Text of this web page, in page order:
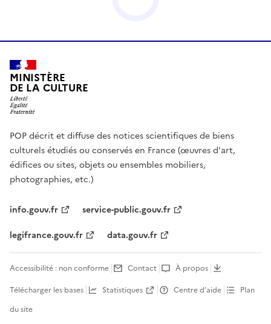
MINISTÈRE
DE LA CULTURE
POP décrit et diffuse des notices scientifiques de biens
culturels étudiés ou conservés en France (œuvres d'art,
édifices ou sites, objets ou ensembles mobiliers,
photographies, etc.)
info.gouv.fr
service-public.gouv.fr
legifrance.gouv.fr
data.gouv.fr
Accessibilité : non conforme Contact
À propos
Télécharger les bases
Statistiques Centre d’aide
Plan
du site